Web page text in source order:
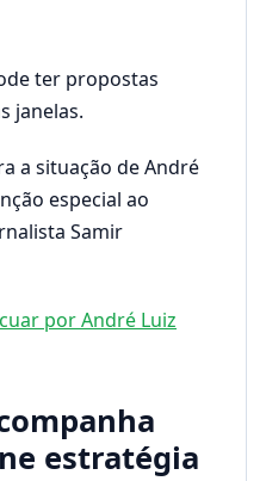
ter propostas
janelas.
a situação de André
especial ao
Samir
por André Luiz
estratégia